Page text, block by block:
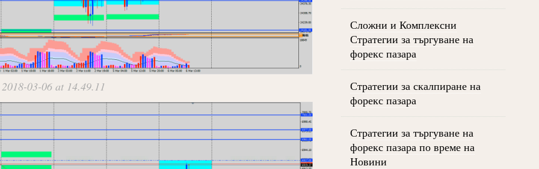
03-06 at 14.49.11
Сложни и Комплексни
Стратегии за търгуване на
форекс пазара
Стратегии за скалпиране на
форекс пазара
Стратегии за търгуване на
форекс пазара по време на
Новини